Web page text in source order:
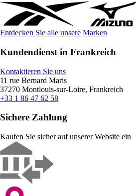
Entdecken Sie alle unsere Marken
Kundendienst in Frankreich
Kontaktieren Sie uns
11 rue Bernard Maris
37270 Montlouis-sur-Loire, Frankreich
+33 1 86 47 62 58
Sichere Zahlung
Kaufen Sie sicher auf unserer Website ein